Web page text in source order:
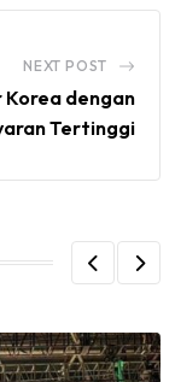
NEXT POST
dengan
Tertinggi